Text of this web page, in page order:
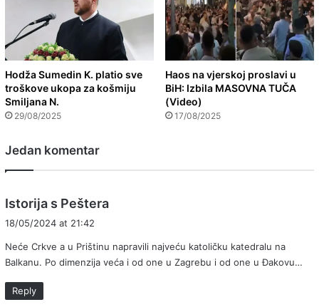
Hodža Sumedin K. platio sve
troškove ukopa za košmiju
Smiljana N.
29/08/2025
Haos na vjerskoj proslavi u
BiH: Izbila MASOVNA TUČA
(Video)
17/08/2025
Jedan komentar
Istorija s Peštera
s
:
18/05/2024 at 21:42
Neće Crkve a u Prištinu napravili najveću katoličku katedralu na
Balkanu. Po dimenzija veća i od one u Zagrebu i od one u Đakovu…
Reply